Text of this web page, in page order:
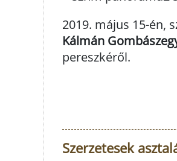
2019. május 15-én,
Kálmán
pereszkéről.
Szerzetesek